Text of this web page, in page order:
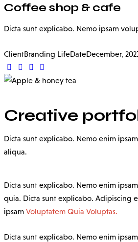
Coffee shop & cafe
Dicta sunt explicabo. Nemo ipsam
ClientBranding LifeDateDecember,
Creative
Dicta sunt explicabo. Nemo enim
aliqua.
Dicta sunt explicabo. Nemo enim
quia. Dicta sunt explicabo. Adipiscing
ipsam Voluptatem Quia Voluptas.
Dicta sunt explicabo. Nemo enim